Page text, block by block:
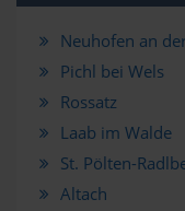
Neuhofen an
Pichl bei Wels
Rossatz
Laab im Walde
St. Pölten-
Altach